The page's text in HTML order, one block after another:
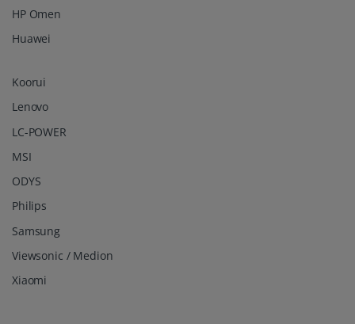
HP Omen
Huawei
Koorui
Lenovo
LC-POWER
MSI
ODYS
Philips
Samsung
Viewsonic / Medion
Xiaomi